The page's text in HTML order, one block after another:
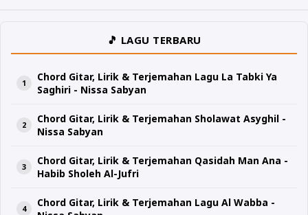
🎵 LAGU TERBARU
Chord Gitar, Lirik & Terjemahan Lagu La Tabki Ya
Saghiri - Nissa Sabyan
Chord Gitar, Lirik & Terjemahan Sholawat Asyghil -
Nissa Sabyan
Chord Gitar, Lirik & Terjemahan Qasidah Man Ana -
Habib Sholeh Al-Jufri
Chord Gitar, Lirik & Terjemahan Lagu Al Wabba -